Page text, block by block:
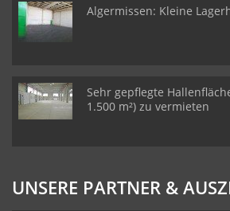
Algermissen: Kleine
Sehr gepflegte
1.500 m²) zu vermieten
UNSERE PARTNER &